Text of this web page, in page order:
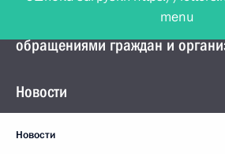
Управление Президента по
обращениями граждан и
Новости
Новости
menu